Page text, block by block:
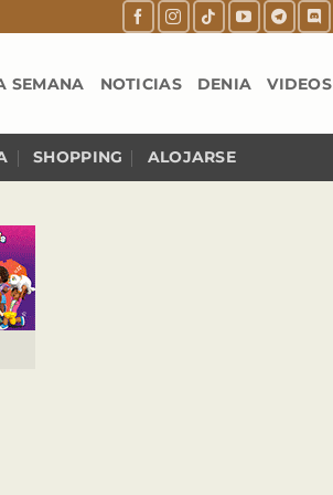
SEMANA NOTICIAS DENIA VIDEOS
SHOPPING ALOJARSE